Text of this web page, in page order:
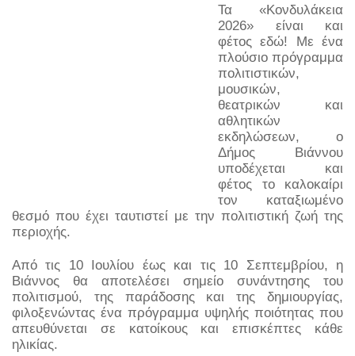
Τα «Κονδυλάκεια
2026» είναι και
φέτος εδώ! Με ένα
πλούσιο πρόγραμμα
πολιτιστικών,
μουσικών,
θεατρικών και
αθλητικών
εκδηλώσεων, ο
Δήμος Βιάννου
υποδέχεται και
φέτος το καλοκαίρι
τον καταξιωμένο
θεσμό που έχει ταυτιστεί με την πολιτιστική ζωή της
περιοχής.
Από τις 10 Ιουλίου έως και τις 10 Σεπτεμβρίου, η
Βιάννος θα αποτελέσει σημείο συνάντησης του
πολιτισμού, της παράδοσης και της δημιουργίας,
φιλοξενώντας ένα πρόγραμμα υψηλής ποιότητας που
απευθύνεται σε κατοίκους και επισκέπτες κάθε
ηλικίας.